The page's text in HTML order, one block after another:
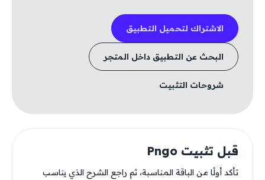
الاشتراك لتحميل التطبيق
البحث عن التطبيق داخل المتجر
شروحات التثبيت
قبل تثبيت Pngo
تأكد أولًا من الباقة المناسبة، ثم راجع الشرح الذي يناسب